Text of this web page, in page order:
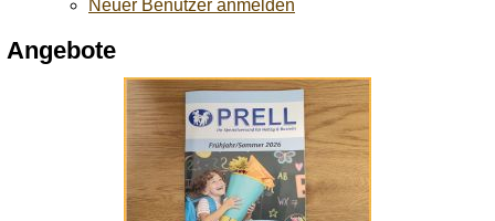
Neuer Benutzer anmelden
Angebote